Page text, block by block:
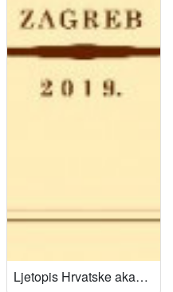
Ljetopis Hrvatske akademije znanosti i umjetnosti za godinu ...